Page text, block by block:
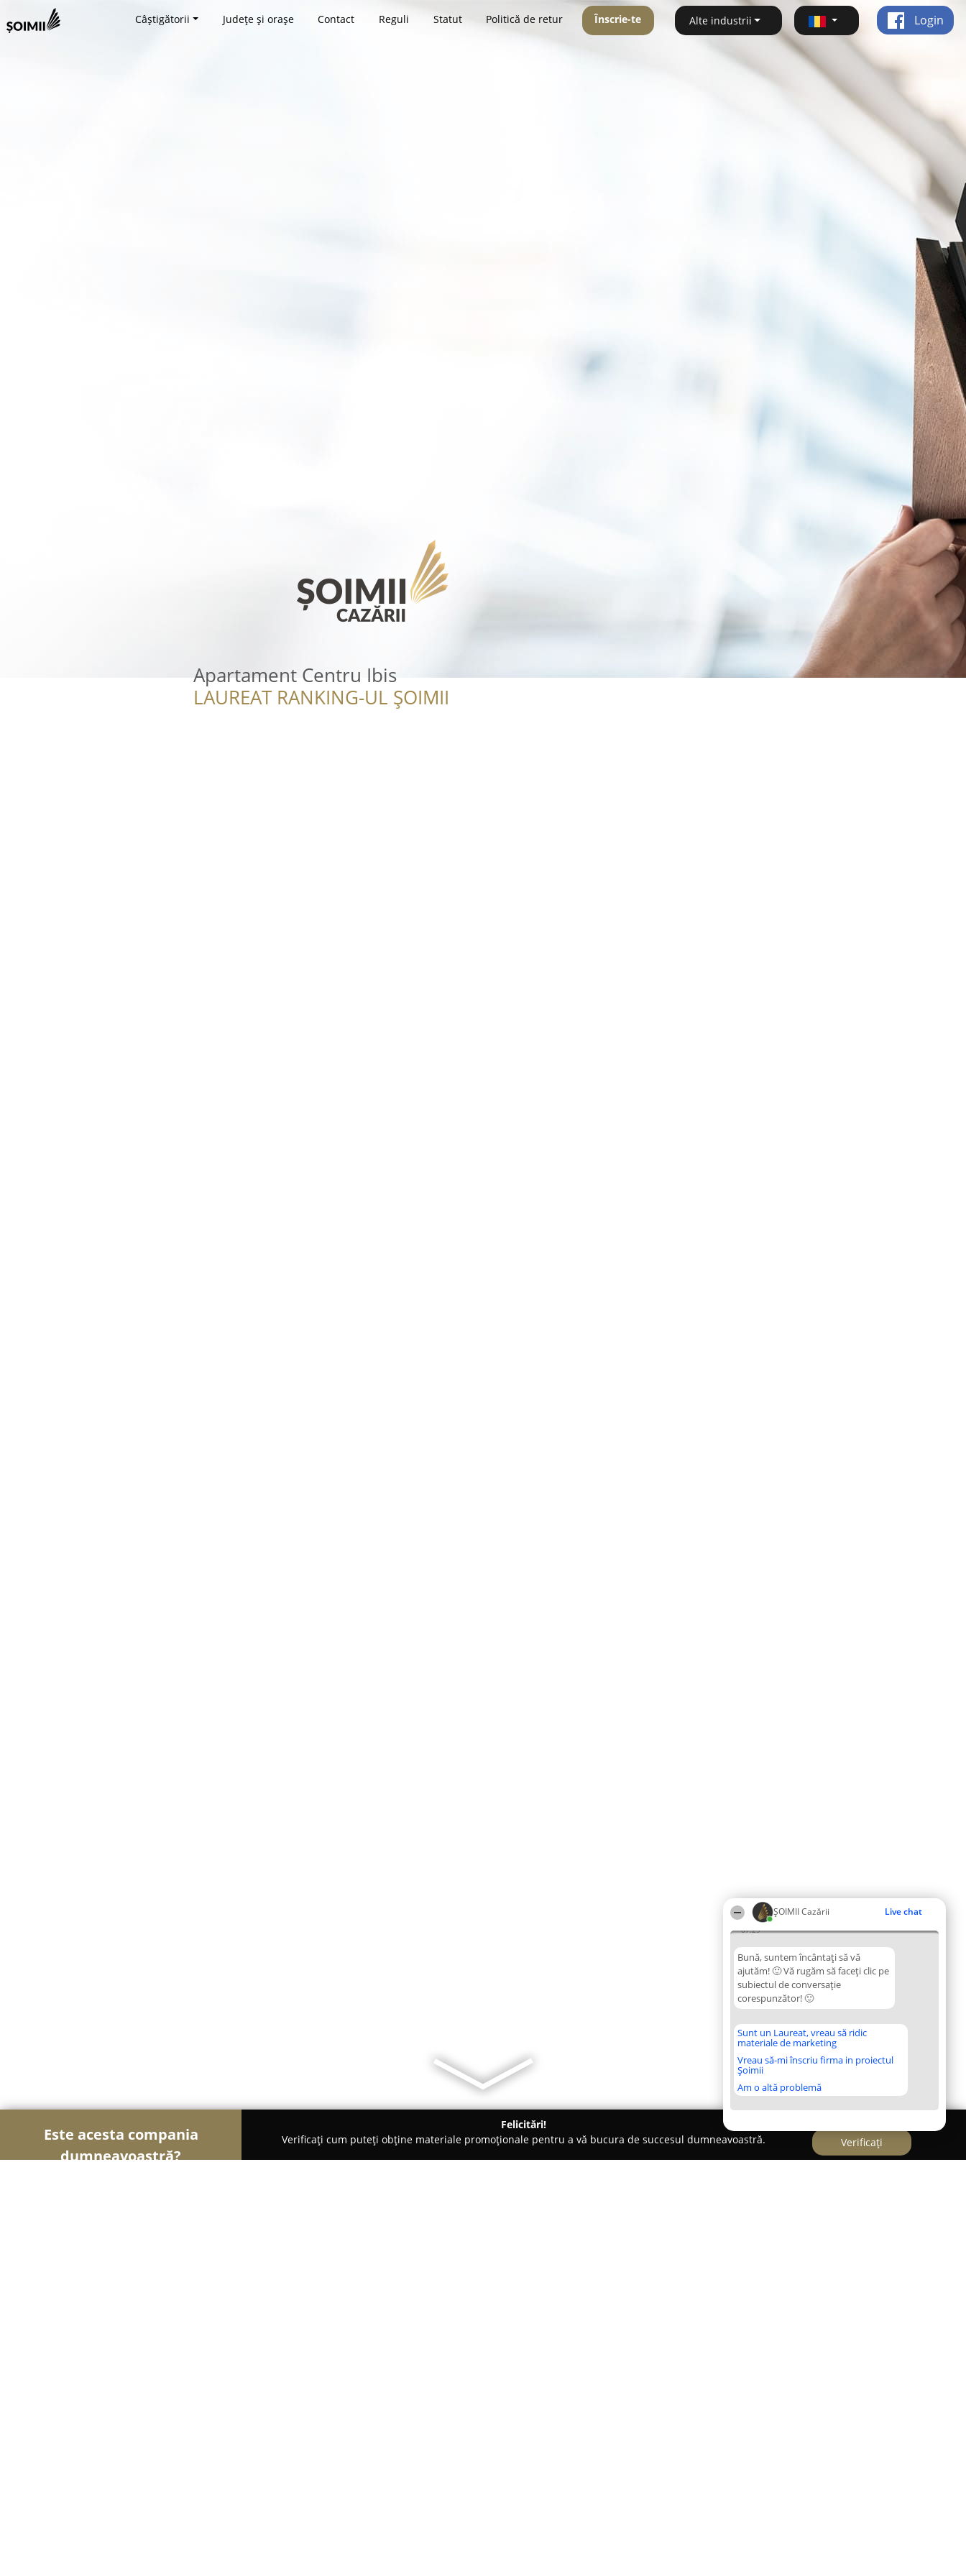
ȘOIMII Cazării Live chat
07:29
Bună, suntem încântați să vă
ajutăm! 🙂 Vă rugăm să faceți clic pe
subiectul de conversație
corespunzător! 🙂
Sunt un Laureat, vreau să ridic
materiale de marketing
Vreau să-mi înscriu firma in proiectul
Șoimii
Am o altă problemă
Câștigătorii Județe și orașe Contact Reguli Statut Politică de retur Înscrie-te Alte industrii Login
Apartament Centru Ibis
LAUREAT RANKING-UL ȘOIMII
Este acesta compania
dumneavoastră?
Felicitări!
Verificați cum puteți obține materiale promoționale pentru a vă bucura de succesul dumneavoastră.
Verificați